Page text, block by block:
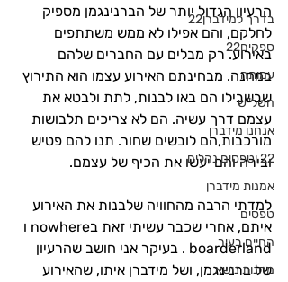
בדרך למידברן22
ספקים22
עמותה
חשל"ש
אנחנו מידברן
22 וטפסים נהלים
אמנות מידברן
טפסים
החיים בעיר
מחנות נושא
הרעיון הגדול יותר של הברנינגמן מספיק
לחלקם, והם אפילו לא ממש משתתפים
באירוע. רק מבלים עם החברים שלהם
במחנה. מבחינתם האירוע עצמו הוא התירוץ
שבשבילו הם באו לבנות, לתת ולבטא את
עצמם דרך עשיה. הם לא צריכים תלבושות
מורכבות,הם לובשים שחור. תנו להם פטיש
ובירה והם יעשו את הכיף של עצמם.
למדתי הרבה מהחוויה שלבנות את האירוע
איתם, אחרי שכבר עשיתי זאת בnowhere ו
boarderland . בעיקר אני חושב שהרעיון
של ברנינגמן, ושל מידברן איתו, שהאירוע